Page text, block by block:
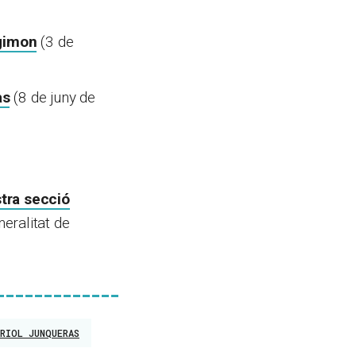
(3 de
(8 de juny de
secció
de
JUNQUERAS